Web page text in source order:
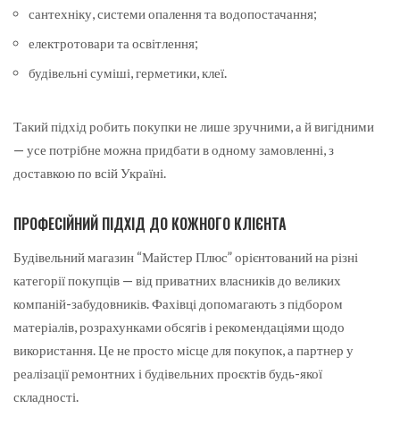
сантехніку, системи опалення та водопостачання;
електротовари та освітлення;
будівельні суміші, герметики, клеї.
Такий підхід робить покупки не лише зручними, а й вигідними
— усе потрібне можна придбати в одному замовленні, з
доставкою по всій Україні.
ПРОФЕСІЙНИЙ ПІДХІД ДО КОЖНОГО КЛІЄНТА
Будівельний магазин “Майстер Плюс” орієнтований на різні
категорії покупців — від приватних власників до великих
компаній-забудовників. Фахівці допомагають з підбором
матеріалів, розрахунками обсягів і рекомендаціями щодо
використання. Це не просто місце для покупок, а партнер у
реалізації ремонтних і будівельних проєктів будь-якої
складності.